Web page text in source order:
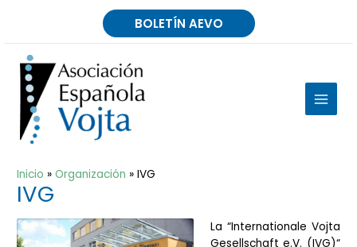
BOLETÍN AEVO
MAIN
Inicio Organización IVG
IVG
La “Internationale Vojta
Gesellschaft e.V. (IVG)“